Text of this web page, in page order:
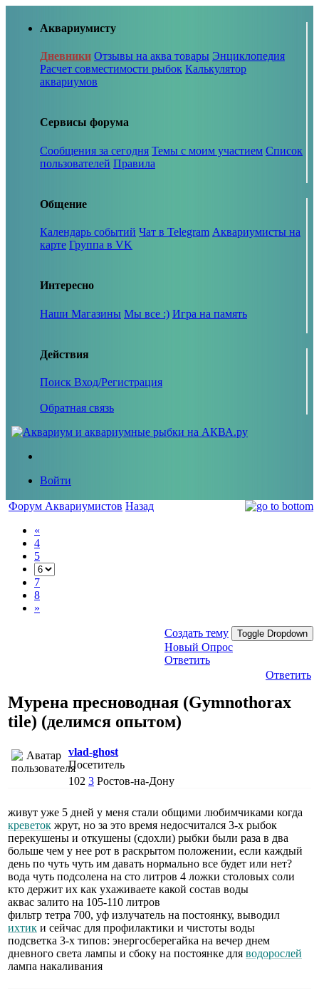
Аквариумисту
Дневники Отзывы на аква товары Энциклопедия
Расчет совместимости рыбок Калькулятор
аквариумов
Сервисы форума
Сообщения за сегодня Темы с моим участием Список
пользователей Правила
Общение
Календарь событий Чат в Telegram Аквариумисты на
карте Группа в VK
Интересно
Наши Магазины Мы все :) Игра на память
Действия
Поиск Вход/Регистрация
Обратная связь
Войти
Форум Аквариумистов Назад
«
4
5
7
8
»
Создать тему Toggle Dropdown
Новый Опрос
Ответить
Ответить
Мурена пресноводная (Gymnothorax
tile) (делимся опытом)
vlad-ghost
Посетитель
102 3 Ростов-на-Дону
живут уже 5 дней у меня стали общими любимчиками когда
креветок жрут, но за это время недосчитался 3-х рыбок
перекушены и откушены (сдохли) рыбки были раза в два
больше чем у нее рот в раскрытом положении, если каждый
день по чуть чуть им давать нормально все будет или нет?
вода чуть подсолена на сто литров 4 ложки столовых соли
кто держит их как ухаживаете какой состав воды
аквас залито на 105-110 литров
фильтр тетра 700, уф излучатель на постоянку, выводил
ихтик и сейчас для профилактики и чистоты воды
подсветка 3-х типов: энергосберегайка на вечер днем
дневного света лампы и сбоку на постоянке для водорослей
лампа накаливания